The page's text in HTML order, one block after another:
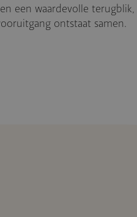
een waardevolle terugblik,
ontstaat samen.